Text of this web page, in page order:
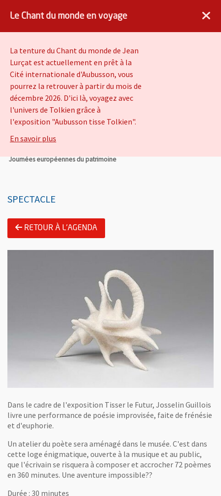
Vivre à Angers
Ville d'Angers
VOIR
Angers.fr : Retour à l'accueil
Performance poétique
improvisée "Un peu plus
de délire"
Journées européennes du patrimoine
Information importante
Le Chant du monde en voyage
La tenture du Chant du monde de Jean
Lurçat est actuellement en prêt à la
Cité internationale d'Aubusson, vous
pourrez la retrouver à partir du mois de
décembre 2026. D'ici là, voyagez avec
l'univers de Tolkien grâce à
l'exposition "Aubusson tisse Tolkien".
En savoir plus
Présentation de l'évènement
SPECTACLE
RETOUR À L'AGENDA
Dans le cadre de l'exposition Tisser le Futur, Josselin Guillois
livre une performance de poésie improvisée, faite de frénésie
et d'euphorie.
Un atelier du poète sera aménagé dans le musée. C'est dans
cette loge énigmatique, ouverte à la musique et au public,
que l'écrivain se risquera à composer et accrocher 72 poèmes
en 360 minutes. Une aventure impossible??
Durée : 30 minutes